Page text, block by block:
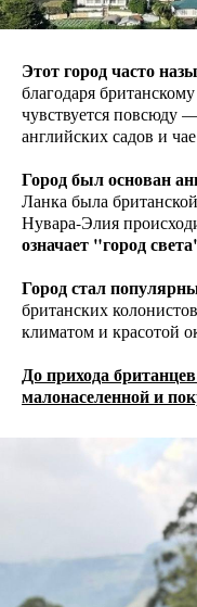
Этот город часто
благодаря
чувствуется повсюду
английских садов и
Город был основан
Ланка была
Нувара-Элия
означает "город
Город стал
британских
климатом и красотой
До прихода
малонаселенной и